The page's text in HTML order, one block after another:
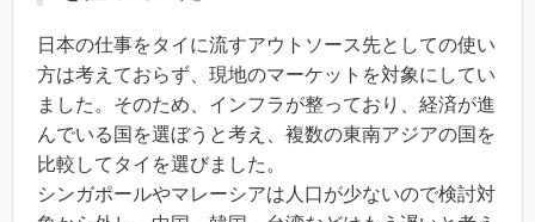
日本の仕事をタイに流すアウトソース先としての使い
方は考えておらず、現地のマーケットを対象にしてい
ました。そのため、インフラが整っており、経済が進
んでいる国を選ぼうと考え、複数の東南アジアの国を
比較してタイを選びました。
シンガポールやマレーシアは人口が少ないので検討対